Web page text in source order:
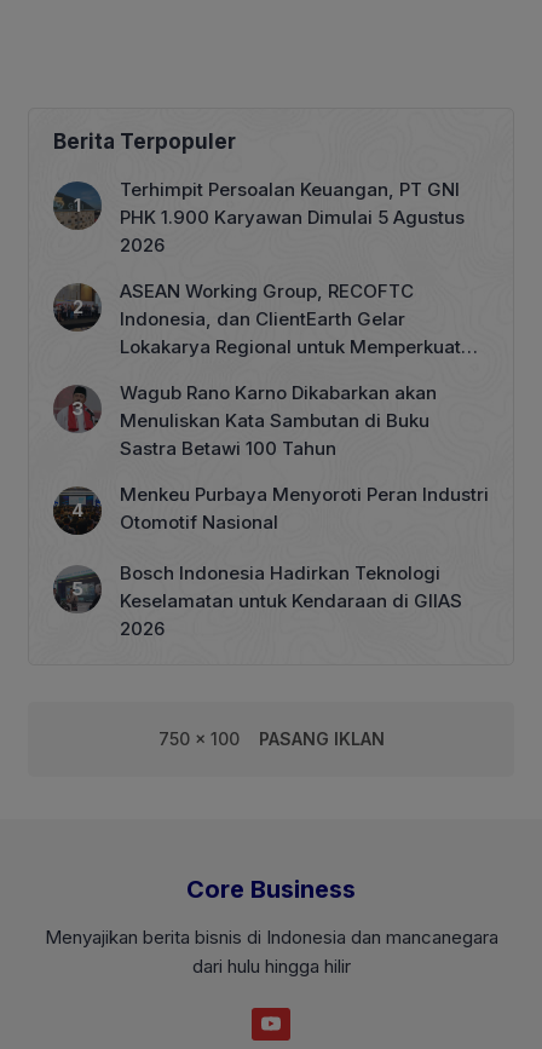
Berita Terpopuler
Terhimpit Persoalan Keuangan, PT GNI
PHK 1.900 Karyawan Dimulai 5 Agustus
2026
ASEAN Working Group, RECOFTC
Indonesia, dan ClientEarth Gelar
Lokakarya Regional untuk Memperkuat
Wagub Rano Karno Dikabarkan akan
Menuliskan Kata Sambutan di Buku
Sastra Betawi 100 Tahun
Menkeu Purbaya Menyoroti Peran Industri
Otomotif Nasional
Bosch Indonesia Hadirkan Teknologi
Keselamatan untuk Kendaraan di GIIAS
2026
750 x 100 PASANG IKLAN
Core Business
Menyajikan berita bisnis di Indonesia dan mancanegara
dari hulu hingga hilir